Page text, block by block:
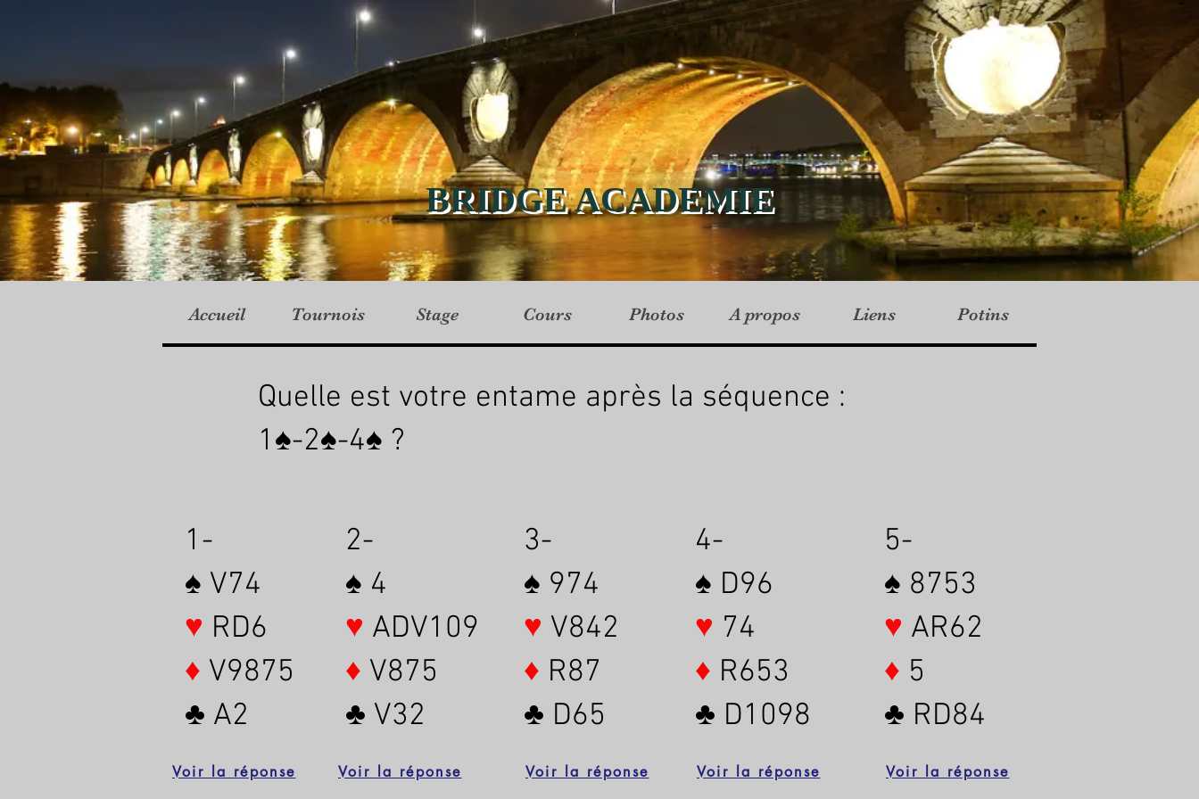
BRIDGE ACADEMIE
Accueil Tournois Stage Cours Photos A propos Liens Potins
Quelle est votre entame après la séquence :
1♠-2♠-4♠ ?
1-
♠ V74
♥ RD6
♦ V9875
♣ A2
Voir la réponse
2-
♠ 4
♥ ADV109
♦ V875
♣ V32
Voir la réponse
3-
♠ 974
♥ V842
♦ R87
♣ D65
Voir la réponse
4-
♠ D96
♥ 74
♦ R653
♣ D1098
Voir la réponse
5-
♠ 8753
♥ AR62
♦ 5
♣ RD84
Voir la réponse